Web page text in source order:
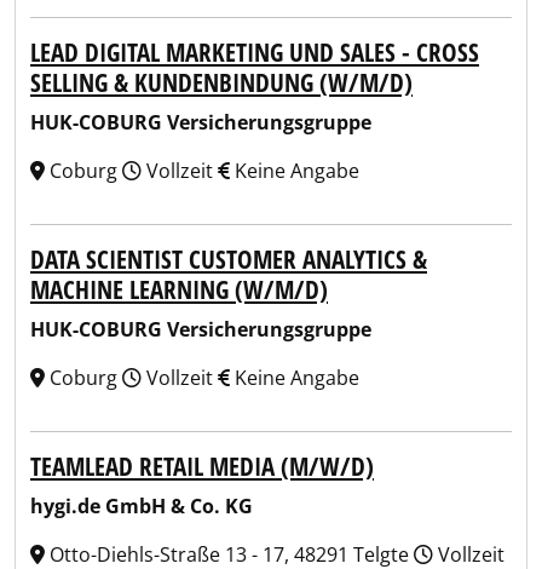
LEAD DIGITAL MARKETING UND SALES - CROSS
SELLING & KUNDENBINDUNG (W/M/D)
HUK-COBURG Versicherungsgruppe
Coburg
Vollzeit Keine Angabe
DATA SCIENTIST CUSTOMER ANALYTICS &
MACHINE LEARNING (W/M/D)
HUK-COBURG Versicherungsgruppe
Coburg
Vollzeit Keine Angabe
TEAMLEAD RETAIL MEDIA (M/W/D)
hygi.de GmbH & Co. KG
Otto-Diehls-Straße 13 - 17, 48291 Telgte
Vollzeit